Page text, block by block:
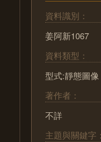
資料識別：
姜阿新1067
資料類型：
型式:靜態圖像
著作者：
不詳
主題與關鍵字：